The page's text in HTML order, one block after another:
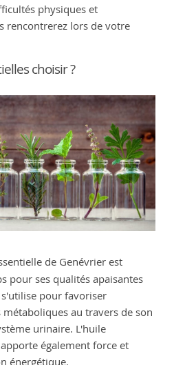
physiques et
rencontrerez lors de votre
choisir ?
de Genévrier est
pour ses qualités apaisantes
pour favoriser
au travers de son
urinaire. L'huile
également force et
énergétique.